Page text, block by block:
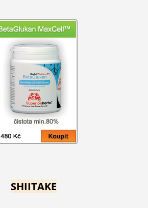
SHIITAKE